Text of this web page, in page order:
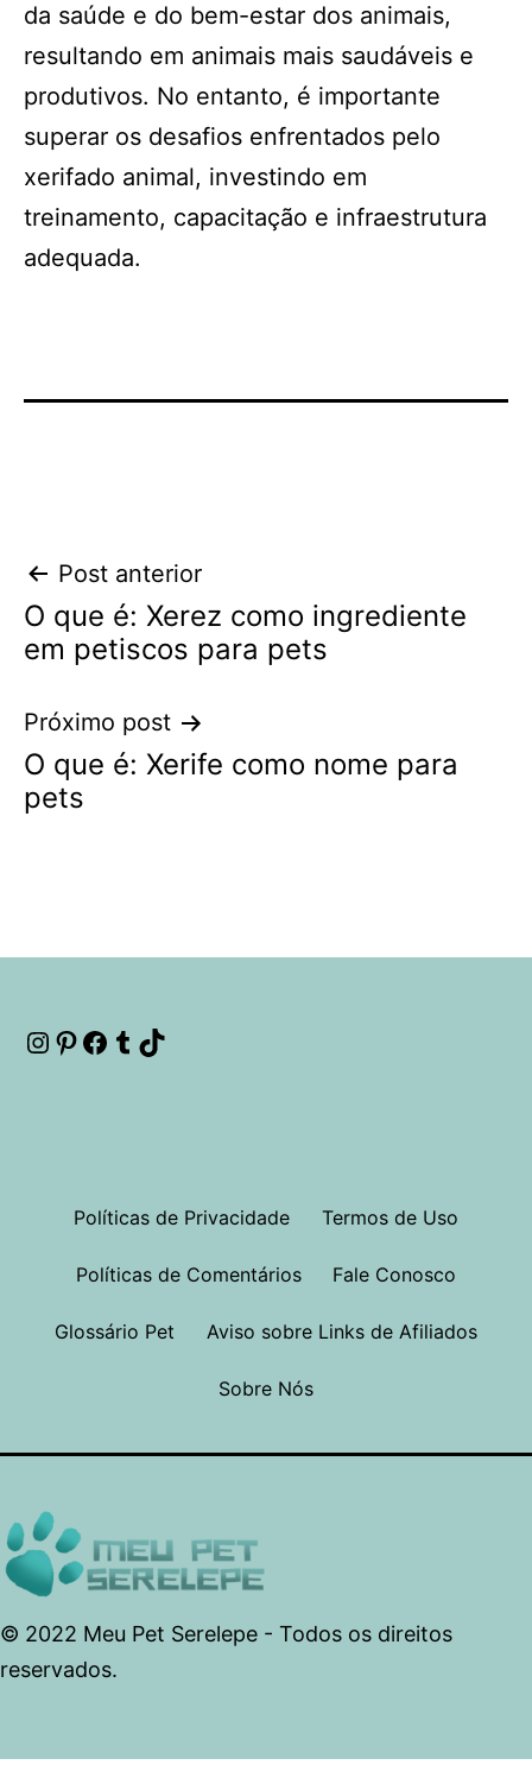
da saúde e do bem-estar dos animais,
resultando em animais mais saudáveis e
produtivos. No entanto, é importante
superar os desafios enfrentados pelo
xerifado animal, investindo em
treinamento, capacitação e infraestrutura
adequada.
Navegação
de
Post
Post anterior
O que é: Xerez como ingrediente
em petiscos para pets
Próximo post
O que é: Xerife como nome para
pets
Instagram
Pinterest
Facebook
Tumblr
Políticas de Privacidade Termos de Uso
Políticas de Comentários Fale Conosco
Glossário Pet Aviso sobre Links de Afiliados
Sobre Nós
© 2022 Meu Pet Serelepe - Todos os direitos
reservados.